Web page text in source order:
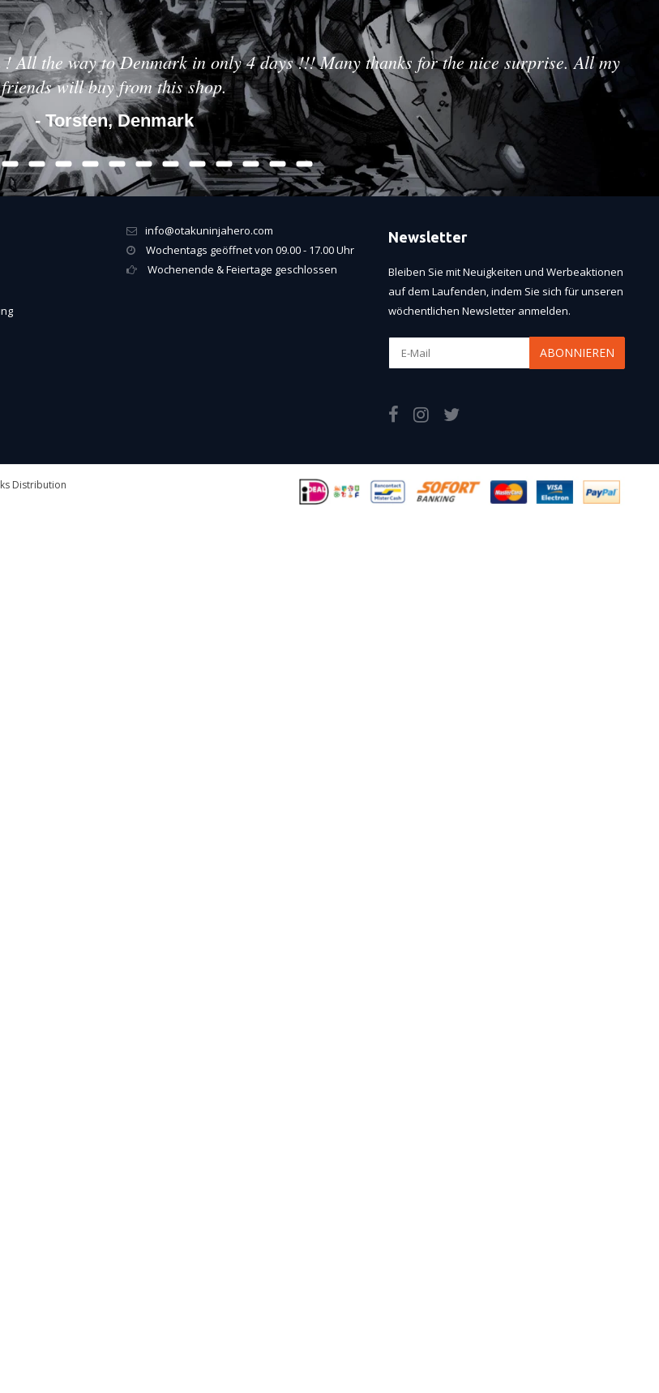
All the way to Denmark in only 4 days !!! Many thanks for the nice surprise. All my
friends will buy from this shop.
- Torsten, Denmark
info@otakuninjahero.com
Wochentags geöffnet von 09.00 - 17.00 Uhr
Wochenende & Feiertage geschlossen
Newsletter
Bleiben Sie mit Neuigkeiten und Werbeaktionen
auf dem Laufenden, indem Sie sich für unseren
wöchentlichen Newsletter anmelden.
ABONNIEREN
Distribution